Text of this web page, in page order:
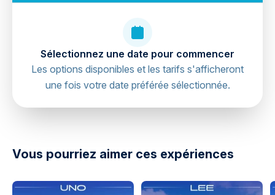
directions
Sélectionnez une date pour commencer
Les options disponibles et les tarifs s'afficheront
une fois votre date préférée sélectionnée.
Vous pourriez aimer ces expériences